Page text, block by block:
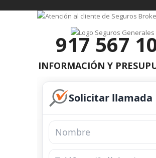
917 567
INFORMACIÓN Y